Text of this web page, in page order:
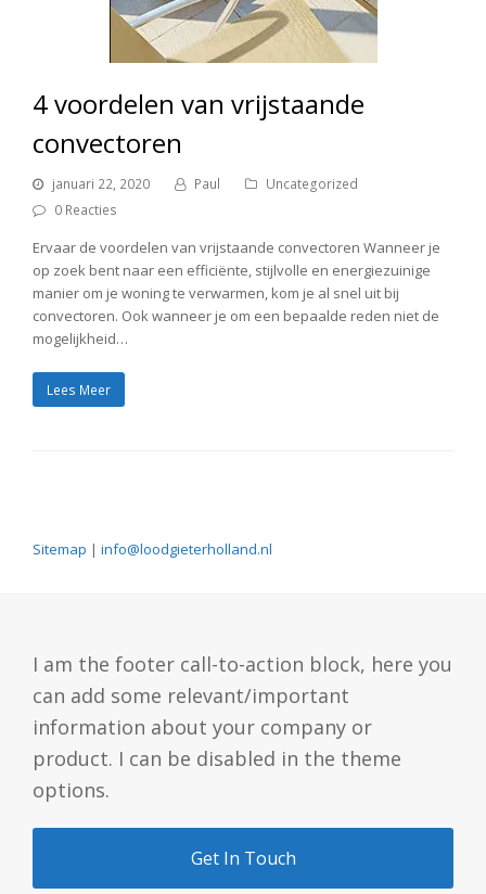
4 voordelen van vrijstaande
convectoren
januari 22, 2020 Paul
Uncategorized
0 Reacties
Ervaar de voordelen van vrijstaande convectoren Wanneer je
op zoek bent naar een efficiënte, stijlvolle en energiezuinige
manier om je woning te verwarmen, kom je al snel uit bij
convectoren. Ook wanneer je om een bepaalde reden niet de
mogelijkheid…
Lees Meer
Sitemap | info@loodgieterholland.nl
I am the footer call-to-action block, here you
can add some relevant/important
information about your company or
product. I can be disabled in the theme
options.
Get In Touch